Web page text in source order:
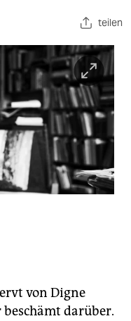
teilen
von Digne
darüber.